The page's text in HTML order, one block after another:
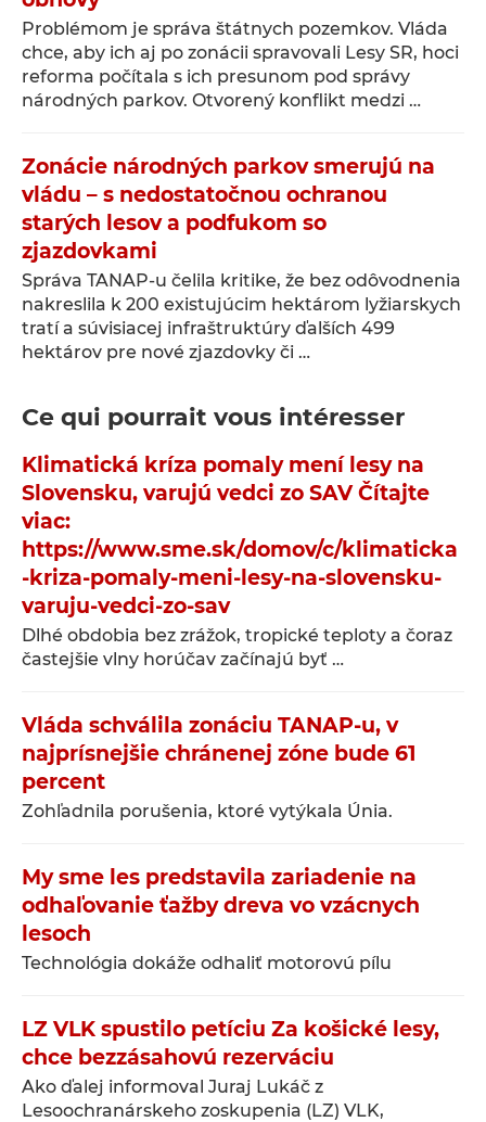
Problémom je správa štátnych pozemkov. Vláda
chce, aby ich aj po zonácii spravovali Lesy SR, hoci
reforma počítala s ich presunom pod správy
národných parkov. Otvorený konflikt medzi …
Zonácie národných parkov smerujú na
vládu – s nedostatočnou ochranou
starých lesov a podfukom so
zjazdovkami
Správa TANAP-u čelila kritike, že bez odôvodnenia
nakreslila k 200 existujúcim hektárom lyžiarskych
tratí a súvisiacej infraštruktúry ďalších 499
hektárov pre nové zjazdovky či …
Ce qui pourrait vous intéresser
Klimatická kríza pomaly mení lesy na
Slovensku, varujú vedci zo SAV Čítajte
viac:
https://www.sme.sk/domov/c/klimaticka
-kriza-pomaly-meni-lesy-na-slovensku-
varuju-vedci-zo-sav
Dlhé obdobia bez zrážok, tropické teploty a čoraz
častejšie vlny horúčav začínajú byť …
Vláda schválila zonáciu TANAP-u, v
najprísnejšie chránenej zóne bude 61
percent
Zohľadnila porušenia, ktoré vytýkala Únia.
My sme les predstavila zariadenie na
odhaľovanie ťažby dreva vo vzácnych
lesoch
Technológia dokáže odhaliť motorovú pílu
LZ VLK spustilo petíciu Za košické lesy,
chce bezzásahovú rezerváciu
Ako ďalej informoval Juraj Lukáč z
Lesoochranárskeho zoskupenia (LZ) VLK,